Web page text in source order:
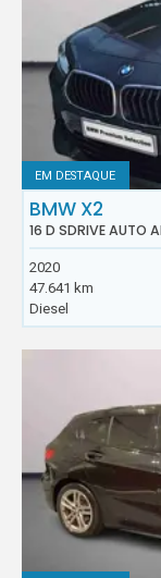
EM DESTAQUE
BMW X2
16 D SDRIVE AUTO
2020
47.641 km
Diesel